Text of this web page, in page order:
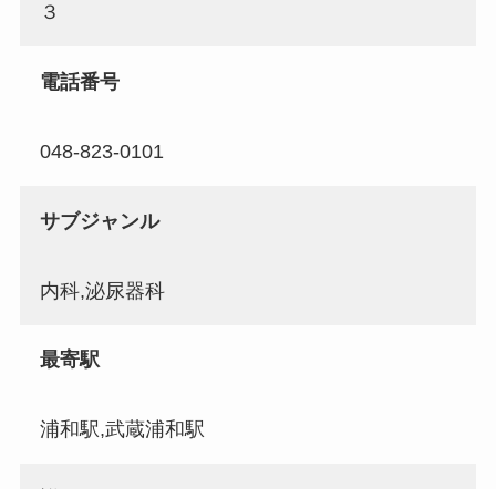
３
電話番号
048-823-0101
サブジャンル
内科,泌尿器科
最寄駅
浦和駅,武蔵浦和駅